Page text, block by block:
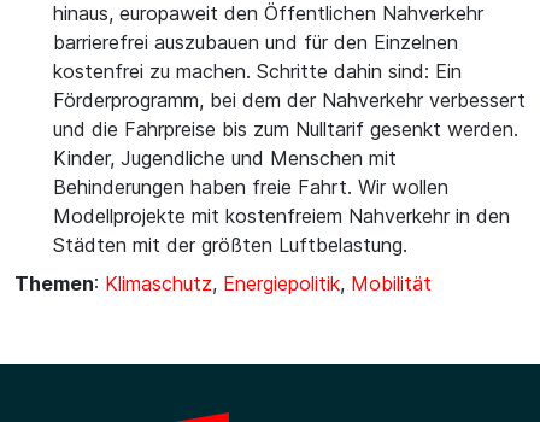
hinaus, europaweit den Öffentlichen Nahverkehr
barrierefrei auszubauen und für den Einzelnen
kostenfrei zu machen. Schritte dahin sind: Ein
Förderprogramm, bei dem der Nahverkehr verbessert
und die Fahrpreise bis zum Nulltarif gesenkt werden.
Kinder, Jugendliche und Menschen mit
Behinderungen haben freie Fahrt. Wir wollen
Modellprojekte mit kostenfreiem Nahverkehr in den
Städten mit der größten Luftbelastung.
Themen: Klimaschutz, Energiepolitik, Mobilität